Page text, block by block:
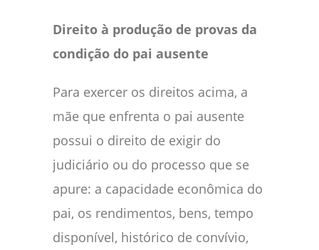
Direito à produção de provas da
condição do pai ausente
Para exercer os direitos acima, a
mãe que enfrenta o pai ausente
possui o direito de exigir do
judiciário ou do processo que se
apure: a capacidade econômica do
pai, os rendimentos, bens, tempo
disponível, histórico de convívio,